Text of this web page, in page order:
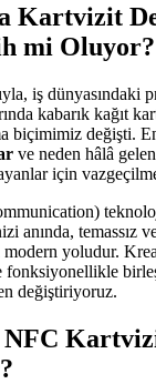
Kartvizit
mi Oluyor?
iş dünyasındaki
kabarık kağıt
biçimimiz değişti.
ve neden hâlâ
için
anında, temassız
modern yoludur.
değiştiriyoruz.
NFC